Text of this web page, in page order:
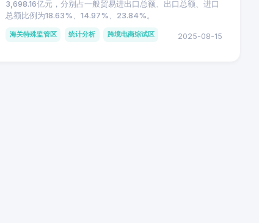
3,698.16亿元，分别占一般贸易进出口总额、出口总额、进口
总额比例为18.63%、14.97%、23.84%。
海关特殊监管区 统计分析 跨境电商综试区 2025-08-15